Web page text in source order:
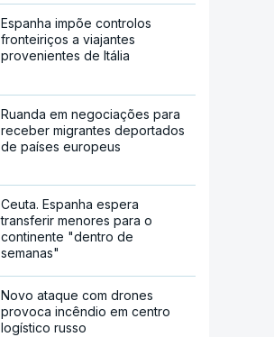
Espanha impõe controlos
fronteiriços a viajantes
provenientes de Itália
Ruanda em negociações para
receber migrantes deportados
de países europeus
Ceuta. Espanha espera
transferir menores para o
continente "dentro de
semanas"
Novo ataque com drones
provoca incêndio em centro
logístico russo